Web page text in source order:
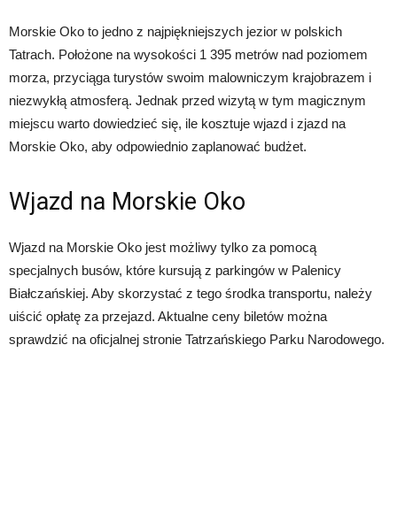
Morskie Oko to jedno z najpiękniejszych jezior w polskich
Tatrach. Położone na wysokości 1 395 metrów nad poziomem
morza, przyciąga turystów swoim malowniczym krajobrazem i
niezwykłą atmosferą. Jednak przed wizytą w tym magicznym
miejscu warto dowiedzieć się, ile kosztuje wjazd i zjazd na
Morskie Oko, aby odpowiednio zaplanować budżet.
Wjazd na Morskie Oko
Wjazd na Morskie Oko jest możliwy tylko za pomocą
specjalnych busów, które kursują z parkingów w Palenicy
Białczańskiej. Aby skorzystać z tego środka transportu, należy
uiścić opłatę za przejazd. Aktualne ceny biletów można
sprawdzić na oficjalnej stronie Tatrzańskiego Parku Narodowego.